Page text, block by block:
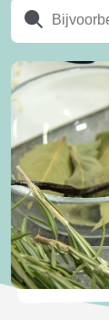
ZoekenZoeken